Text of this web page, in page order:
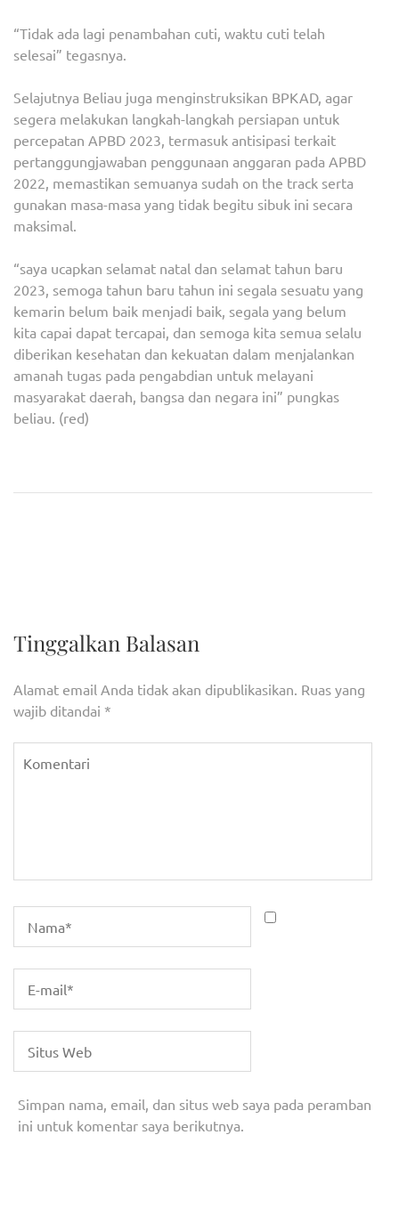
“Tidak ada lagi penambahan cuti, waktu cuti telah
selesai” tegasnya.
Selajutnya Beliau juga menginstruksikan BPKAD, agar
segera melakukan langkah-langkah persiapan untuk
percepatan APBD 2023, termasuk antisipasi terkait
pertanggungjawaban penggunaan anggaran pada APBD
2022, memastikan semuanya sudah on the track serta
gunakan masa-masa yang tidak begitu sibuk ini secara
maksimal.
“saya ucapkan selamat natal dan selamat tahun baru
2023, semoga tahun baru tahun ini segala sesuatu yang
kemarin belum baik menjadi baik, segala yang belum
kita capai dapat tercapai, dan semoga kita semua selalu
diberikan kesehatan dan kekuatan dalam menjalankan
amanah tugas pada pengabdian untuk melayani
masyarakat daerah, bangsa dan negara ini” pungkas
beliau. (red)
Tinggalkan Balasan
Alamat email Anda tidak akan dipublikasikan. Ruas yang
wajib ditandai *
Simpan nama, email, dan situs web saya pada peramban
ini untuk komentar saya berikutnya.